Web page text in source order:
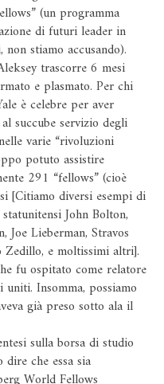
(un programma
di futuri leader in
stiamo accusando).
trascorre 6 mesi
e plasmato. Per chi
è celebre per aver
succube servizio degli
varie “rivoluzioni
potuto assistire
291 “fellows” (cioè
[Citiamo diversi esempi di
John Bolton,
Lieberman, Stravos
e moltissimi altri].
fu ospitato come relatore
Insomma, possiamo
già preso sotto ala il
sulla borsa di studio
che essa sia